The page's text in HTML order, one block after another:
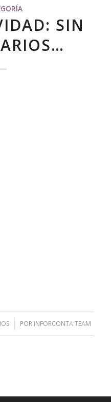
SIN
POR INFORCONTA TEAM